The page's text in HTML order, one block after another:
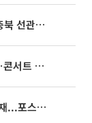
압수수색
빅뱅, 20주년 기념 '새 뱅봉' 선보인다⋯콘서트 앞두고 팝업 개최
[증시키워드] 반도체 충격 뚫은 개별 호재...포스코퓨처엠·에코프로·한화솔루션 '눈길'